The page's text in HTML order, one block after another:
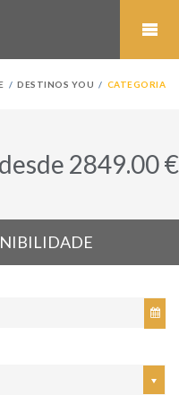
DESTINOS YOU CATEGORIA
desde 2849.00 €